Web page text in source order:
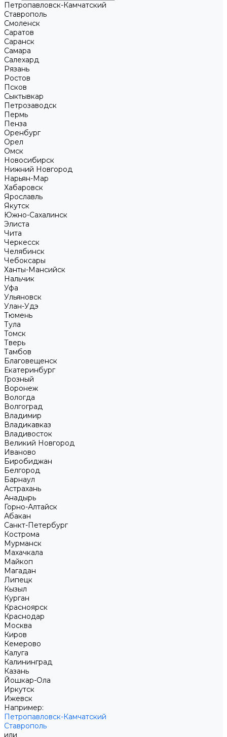
Петропавловск-Камчатский
Ставрополь
Смоленск
Саратов
Саранск
Самара
Салехард
Рязань
Ростов
Псков
Сыктывкар
Петрозаводск
Пермь
Пенза
Оренбург
Орел
Омск
Новосибирск
Нижний Новгород
Нарьян-Мар
Хабаровск
Ярославль
Якутск
Южно-Сахалинск
Элиста
Чита
Черкесск
Челябинск
Чебоксары
Ханты-Мансийск
Нальчик
Уфа
Ульяновск
Улан-Удэ
Тюмень
Тула
Томск
Тверь
Тамбов
Благовещенск
Екатеринбург
Грозный
Воронеж
Вологда
Волгоград
Владимир
Владикавказ
Владивосток
Великий Новгород
Иваново
Биробиджан
Белгород
Барнаул
Астрахань
Анадырь
Горно-Алтайск
Абакан
Санкт-Петербург
Кострома
Мурманск
Махачкала
Майкоп
Магадан
Липецк
Кызыл
Курган
Красноярск
Краснодар
Москва
Киров
Кемерово
Калуга
Калининград
Казань
Йошкар-Ола
Иркутск
Ижевск
Например:
Петропавловск-Камчатский
Ставрополь
или